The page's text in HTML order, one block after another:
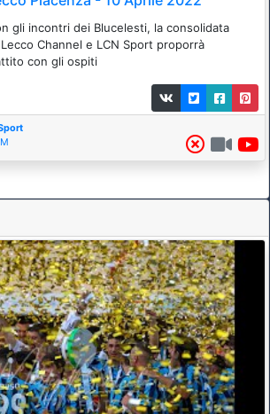
gli incontri dei Blucelesti, la consolidata
Channel e LCN Sport proporrà
con gli ospiti